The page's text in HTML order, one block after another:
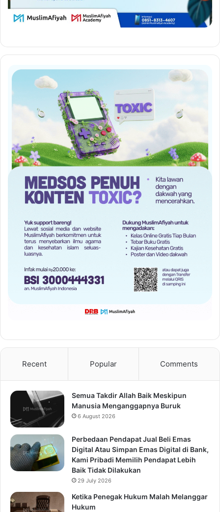
Recent Popular Comments
Semua Takdir Allah Baik Meskipun
Manusia Menganggapnya Buruk
6 August 2026
Perbedaan Pendapat Jual Beli Emas
Digital Atau Simpan Emas Digital di Bank,
Kami Pribadi Memilih Pendapat Lebih
Baik Tidak Dilakukan
29 July 2026
Ketika Penegak Hukum Malah Melanggar
Hukum